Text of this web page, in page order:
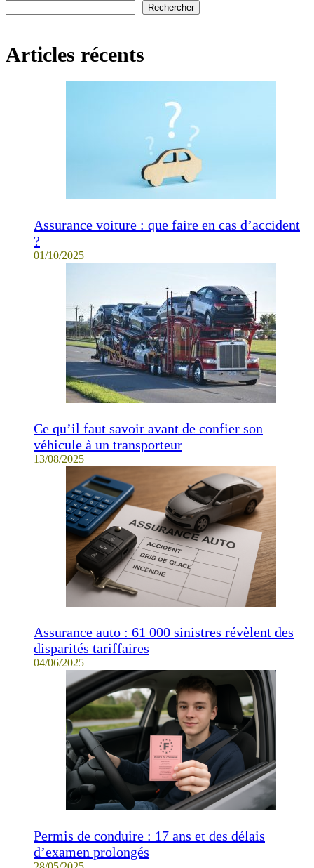
Rechercher
Articles récents
Assurance voiture : que faire en cas d’accident
?
01/10/2025
Ce qu’il faut savoir avant de confier son
véhicule à un transporteur
13/08/2025
Assurance auto : 61 000 sinistres révèlent des
disparités tariffaires
04/06/2025
Permis de conduire : 17 ans et des délais
d’examen prolongés